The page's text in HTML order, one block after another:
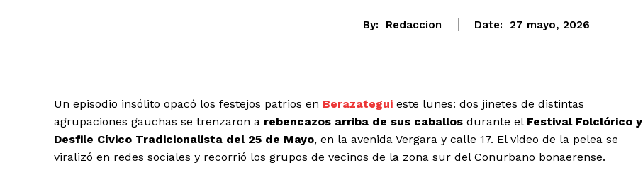
By: Redaccion Date: 27 mayo, 2026
Un episodio insólito opacó los festejos patrios en Berazategui este lunes: dos jinetes de distintas
agrupaciones gauchas se trenzaron a rebencazos arriba de sus caballos durante el Festival Folclórico y
Desfile Cívico Tradicionalista del 25 de Mayo, en la avenida Vergara y calle 17. El video de la pelea se
viralizó en redes sociales y recorrió los grupos de vecinos de la zona sur del Conurbano bonaerense.